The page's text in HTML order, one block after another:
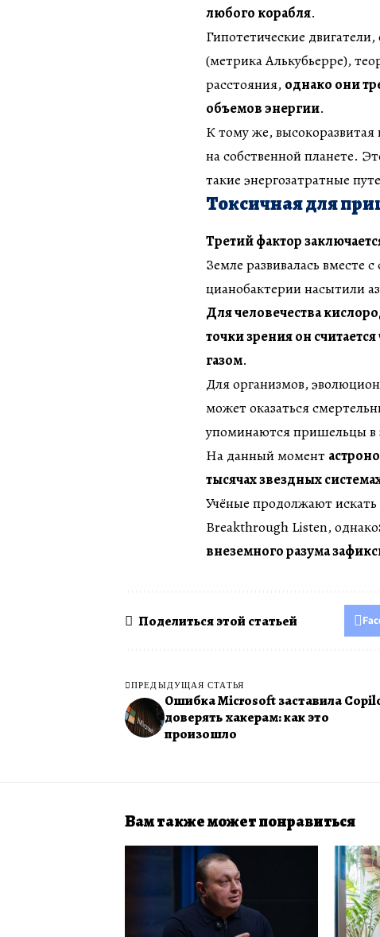
любого корабля.
Гипотетические
(метрика Алькубьерре),
расстояния, однако они
объемов энергии.
К тому же, высокоразвитая
на собственной планете.
такие энергозатратные
Токсичная для
Третий фактор
Земле развивалась вместе
цианобактерии насытили
Для человечества
точки зрения он
газом.
Для организмов,
может оказаться
упоминаются пришельцы в
На данный момент
тысячах звездных
Учёные продолжают
Breakthrough Listen, однако
внеземного разума
Поделиться этой статьей
ПРЕДЫДУЩАЯ СТАТЬЯ
Ошибка Microsoft заставила
доверять хакерам: как это
произошло
Вам также может понравиться